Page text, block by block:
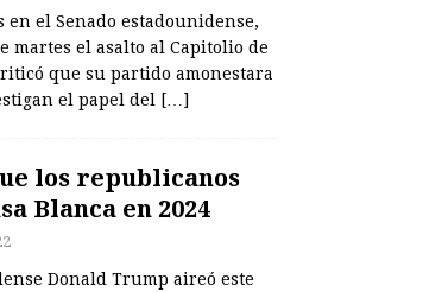
el Senado estadounidense,
martes el asalto al Capitolio de
que su partido amonestara
el papel del
[…]
los republicanos
Blanca en 2024
Donald Trump aireó este